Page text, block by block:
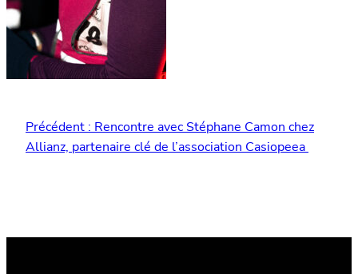
Précédent :Rencontre avec Stéphane Camon chez
Allianz, partenaire clé de l’association Casiopeea